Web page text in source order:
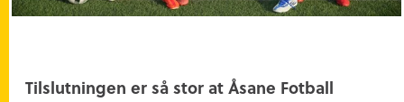
Tilslutningen er så stor at Åsane Fotball